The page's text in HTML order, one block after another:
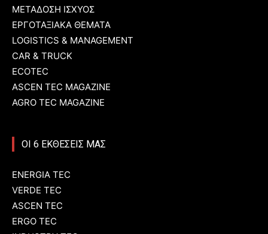
ΜΕΤΑΔΟΣΗ ΙΣΧΥΟΣ
ΕΡΓΟΤΑΞΙΑΚΑ ΘΕΜΑΤΑ
LOGISTICS & MANAGEMENT
CAR & TRUCK
ECOTEC
ASCEN TEC MAGAZINE
AGRO TEC MAGAZINE
ΟΙ 6 ΕΚΘΕΣΕΙΣ ΜΑΣ
ENERGIA TEC
VERDE TEC
ASCEN TEC
ERGO TEC